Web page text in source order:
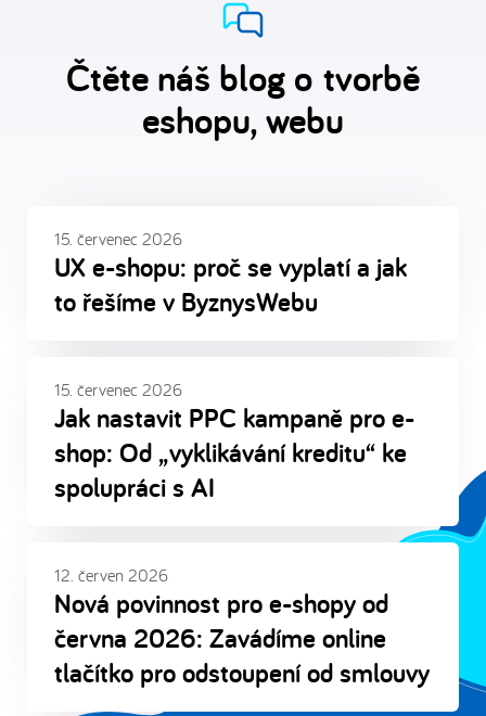
Čtěte náš blog o tvorbě
eshopu, webu
UX e-shopu: proč se vyplatí a jak
to řešíme v ByznysWebu
15. červenec 2026
Jak nastavit PPC kampaně pro e-
shop: Od „vyklikávání kreditu“ ke
spolupráci s AI
15. červenec 2026
Nová povinnost pro e-shopy od
června 2026: Zavádíme online
tlačítko pro odstoupení od smlouvy
12. červen 2026